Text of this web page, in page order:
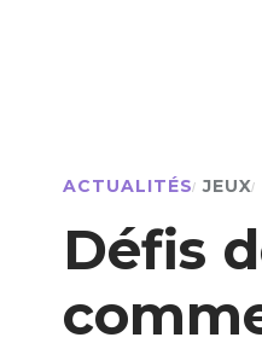
ACTUALITÉS JEUX
Défis